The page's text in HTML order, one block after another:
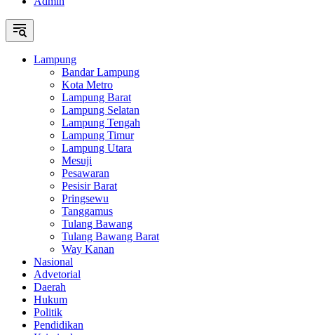
Lampung
Bandar Lampung
Kota Metro
Lampung Barat
Lampung Selatan
Lampung Tengah
Lampung Timur
Lampung Utara
Mesuji
Pesawaran
Pesisir Barat
Pringsewu
Tanggamus
Tulang Bawang
Tulang Bawang Barat
Way Kanan
Nasional
Advetorial
Daerah
Hukum
Politik
Pendidikan